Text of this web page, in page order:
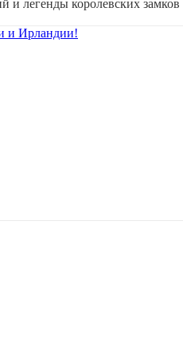
и легенды королевских